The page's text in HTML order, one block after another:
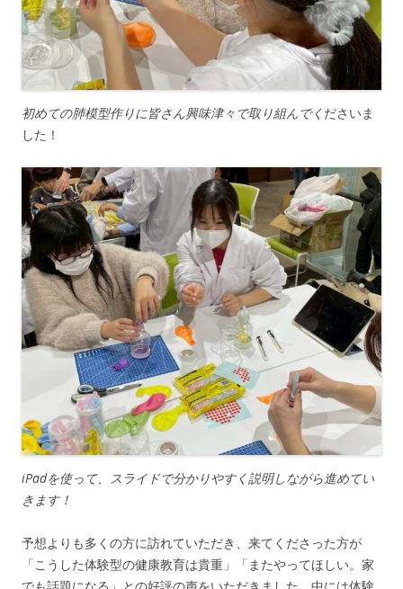
初めての肺模型作りに皆さん興味津々で取り組んでくださいま
した！
iPadを使って、スライドで分かりやすく説明しながら進めてい
きます！
予想よりも多くの方に訪れていただき、来てくださった方が
「こうした体験型の健康教育は貴重」「またやってほしい。家